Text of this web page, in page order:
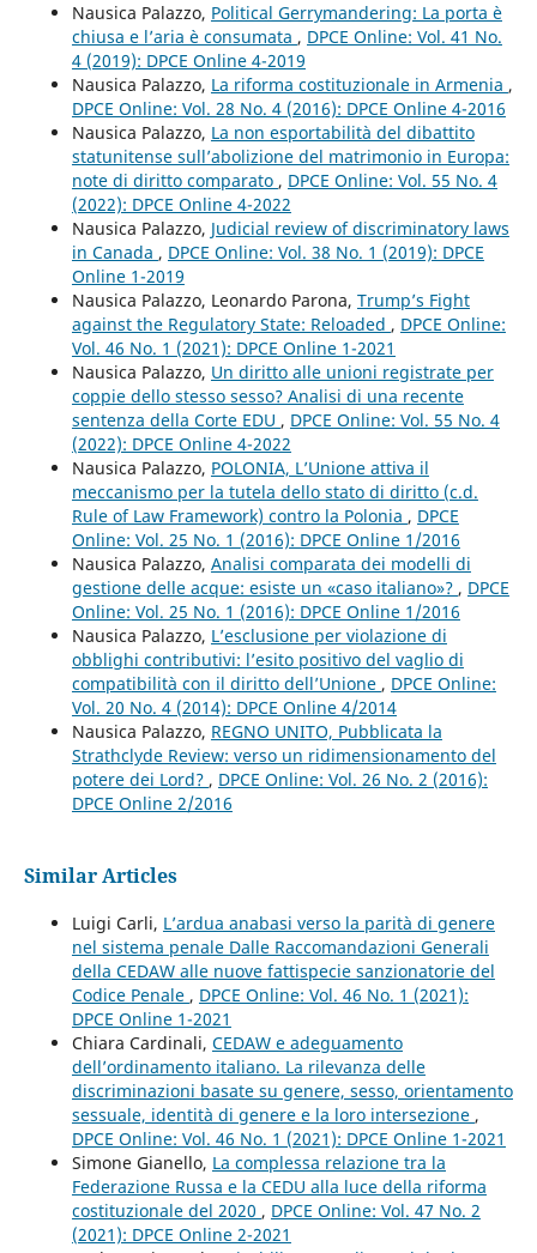
Nausica Palazzo, Political Gerrymandering: La porta è
chiusa e l’aria è consumata , DPCE Online: Vol. 41 No.
4 (2019): DPCE Online 4-2019
Nausica Palazzo, La riforma costituzionale in Armenia ,
DPCE Online: Vol. 28 No. 4 (2016): DPCE Online 4-2016
Nausica Palazzo, La non esportabilità del dibattito
statunitense sull’abolizione del matrimonio in Europa:
note di diritto comparato , DPCE Online: Vol. 55 No. 4
(2022): DPCE Online 4-2022
Nausica Palazzo, Judicial review of discriminatory laws
in Canada , DPCE Online: Vol. 38 No. 1 (2019): DPCE
Online 1-2019
Nausica Palazzo, Leonardo Parona, Trump’s Fight
against the Regulatory State: Reloaded , DPCE Online:
Vol. 46 No. 1 (2021): DPCE Online 1-2021
Nausica Palazzo, Un diritto alle unioni registrate per
coppie dello stesso sesso? Analisi di una recente
sentenza della Corte EDU , DPCE Online: Vol. 55 No. 4
(2022): DPCE Online 4-2022
Nausica Palazzo, POLONIA, L’Unione attiva il
meccanismo per la tutela dello stato di diritto (c.d.
Rule of Law Framework) contro la Polonia , DPCE
Online: Vol. 25 No. 1 (2016): DPCE Online 1/2016
Nausica Palazzo, Analisi comparata dei modelli di
gestione delle acque: esiste un «caso italiano»? , DPCE
Online: Vol. 25 No. 1 (2016): DPCE Online 1/2016
Nausica Palazzo, L’esclusione per violazione di
obblighi contributivi: l’esito positivo del vaglio di
compatibilità con il diritto dell’Unione , DPCE Online:
Vol. 20 No. 4 (2014): DPCE Online 4/2014
Nausica Palazzo, REGNO UNITO, Pubblicata la
Strathclyde Review: verso un ridimensionamento del
potere dei Lord? , DPCE Online: Vol. 26 No. 2 (2016):
DPCE Online 2/2016
Similar Articles
Luigi Carli, L’ardua anabasi verso la parità di genere
nel sistema penale Dalle Raccomandazioni Generali
della CEDAW alle nuove fattispecie sanzionatorie del
Codice Penale , DPCE Online: Vol. 46 No. 1 (2021):
DPCE Online 1-2021
Chiara Cardinali, CEDAW e adeguamento
dell’ordinamento italiano. La rilevanza delle
discriminazioni basate su genere, sesso, orientamento
sessuale, identità di genere e la loro intersezione ,
DPCE Online: Vol. 46 No. 1 (2021): DPCE Online 1-2021
Simone Gianello, La complessa relazione tra la
Federazione Russa e la CEDU alla luce della riforma
costituzionale del 2020 , DPCE Online: Vol. 47 No. 2
(2021): DPCE Online 2-2021